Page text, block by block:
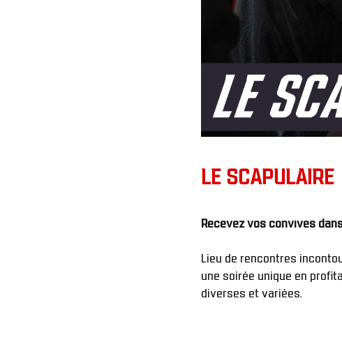
LE SCAPULAIRE
Lieu de rencontres
une soirée unique en
diverses et variées.